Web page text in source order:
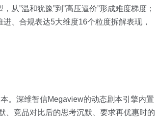
”温和犹豫”到”高压逼价”形成难度梯度；
、合规表达5大维度16个粒度拆解表现，
。深维智信Megaview的动态剧本引擎内置
、竞品对比后的思考沉默、要求再优惠时的